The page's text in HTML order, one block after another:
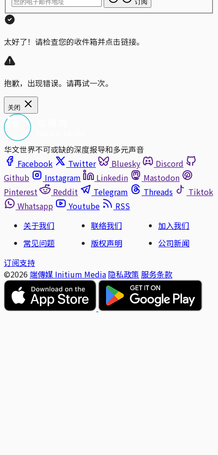
订阅
太好了！请检查您的收件箱并点击链接。
抱歉，出现错误。请再试一次。
关闭
华文世界不可或缺的深度报导和多元声音
Facebook
Twitter Bluesky
Discord
Github
Instagram Linkedin
Mastodon
Pinterest
Reddit Telegram Threads
Tiktok
Whatsapp
Youtube
RSS
关于我们
联络我们
加入我们
常见问题
版权声明
公司新闻
订阅支持
©2026 端傳媒 Initium Media 隐私政策 服务条款